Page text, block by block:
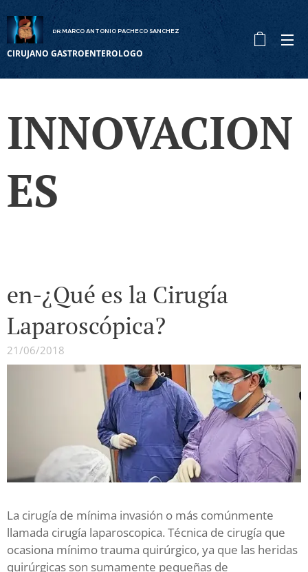
DR MARCO ANTONIO PACHECO SANCHEZ
CIRUJANO GASTROENTEROLOGO
INNOVACION
ES
en-¿Qué es la Cirugía
Laparoscópica?
21/06/2018
La cirugía de mínima invasión o más comúnmente
llamada cirugía laparoscopica. Técnica de cirugía que
ocasiona mínimo trauma quirúrgico, ya que las heridas
quirúrgicas son sumamente pequeñas de